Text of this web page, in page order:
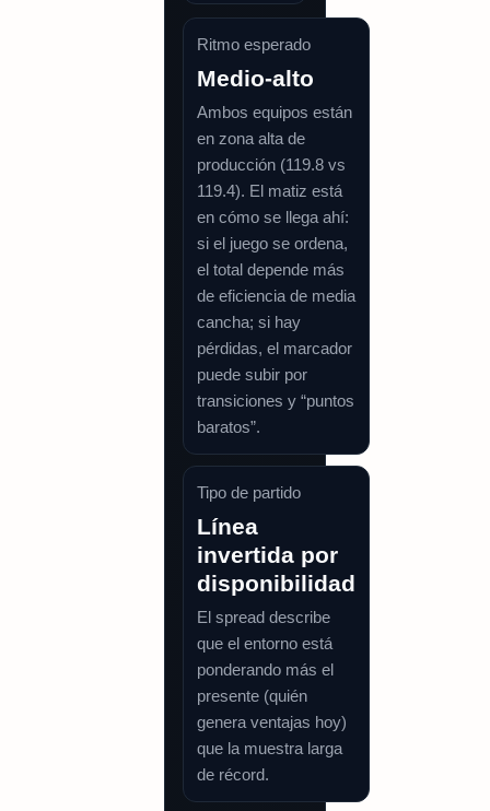
Ritmo esperado
Medio-alto
Ambos equipos están
en zona alta de
producción (119.8 vs
119.4). El matiz está
en cómo se llega ahí:
si el juego se ordena,
el total depende más
de eficiencia de media
cancha; si hay
pérdidas, el marcador
puede subir por
transiciones y “puntos
baratos”.
Tipo de partido
Línea
invertida por
disponibilidad
El spread describe
que el entorno está
ponderando más el
presente (quién
genera ventajas hoy)
que la muestra larga
de récord.